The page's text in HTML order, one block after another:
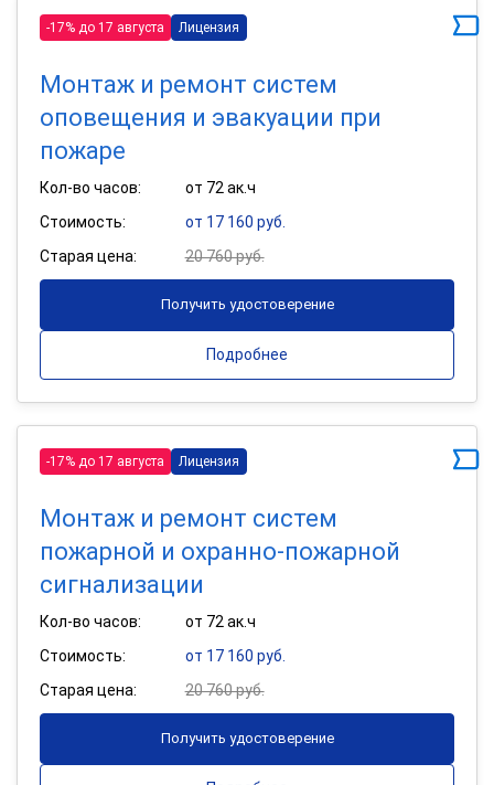
-17% до 17 августа Лицензия
Монтаж и ремонт систем
оповещения и эвакуации при
пожаре
Кол-во часов:
от 72 ак.ч
Стоимость:
от 17 160 руб.
Старая цена:
20 760 руб.
Получить удостоверение
Подробнее
-17% до 17 августа Лицензия
Монтаж и ремонт систем
пожарной и охранно-пожарной
сигнализации
Кол-во часов:
от 72 ак.ч
Стоимость:
от 17 160 руб.
Старая цена:
20 760 руб.
Получить удостоверение